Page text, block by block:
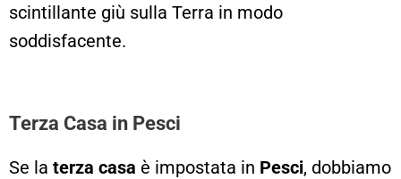
scintillante giù sulla Terra in modo
soddisfacente.
Terza Casa in Pesci
Se la terza casa è impostata in Pesci, dobbiamo